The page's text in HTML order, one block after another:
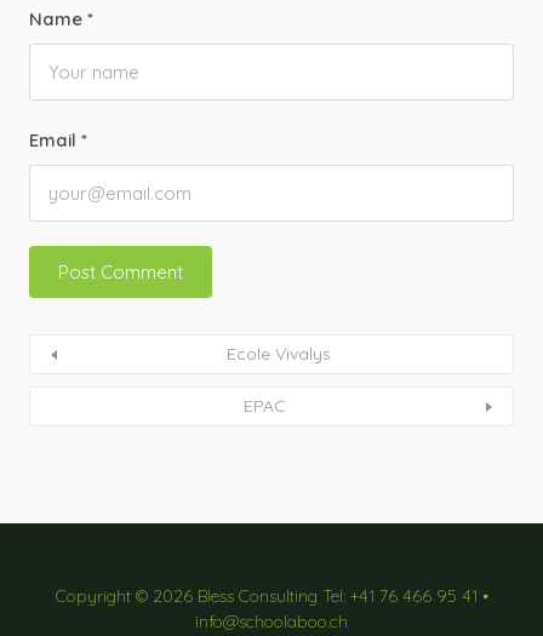
Name *
Email *
Ecole Vivalys
EPAC
Copyright © 2026 Bless Consulting Tel: +41 76 466 95 41 •
info@schoolaboo.ch